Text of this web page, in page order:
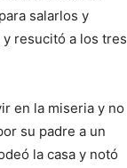
salarlos y
resucitó a los tres
en la miseria y no
su padre a un
la casa y notó